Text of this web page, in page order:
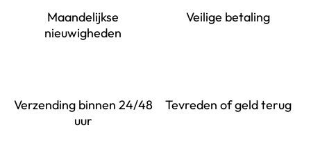
Maandelijkse
nieuwigheden
Veilige betaling
Verzending binnen 24/48
uur
Tevreden of geld terug